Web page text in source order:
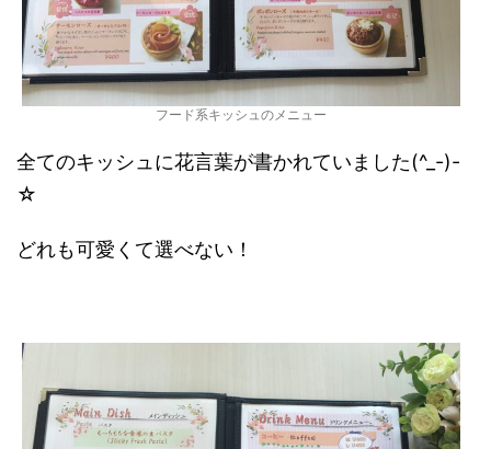
フード系キッシュのメニュー
全てのキッシュに花言葉が書かれていました(^_-)-
☆
どれも可愛くて選べない！